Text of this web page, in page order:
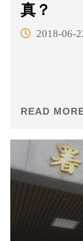
真？
2018-06-
READ